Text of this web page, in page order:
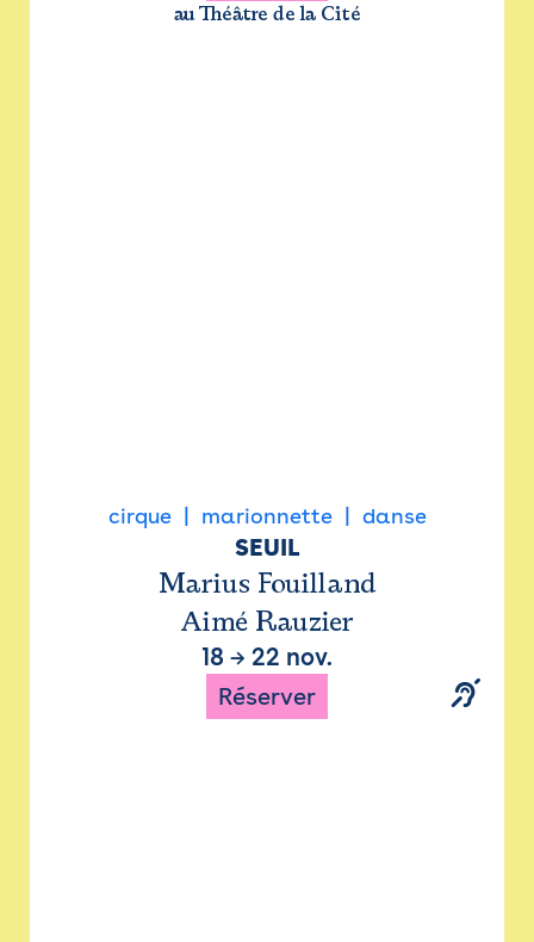
au Théâtre de la Cité
cirque marionnette danse
SEUIL
Marius Fouilland
Aimé Rauzier
18 → 22 nov.
Réserver